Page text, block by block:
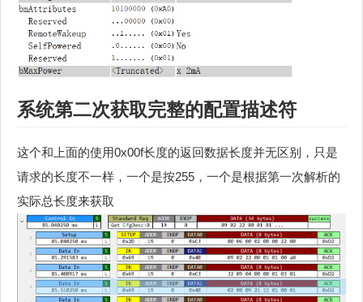
系统第二次获取完整的配置描述符
这个和上面的使用0x00f长度的返回数据长度并无区别，只是
请求的长度不一样，一个是按255，一个是根据第一次解析的
实际总长度来获取